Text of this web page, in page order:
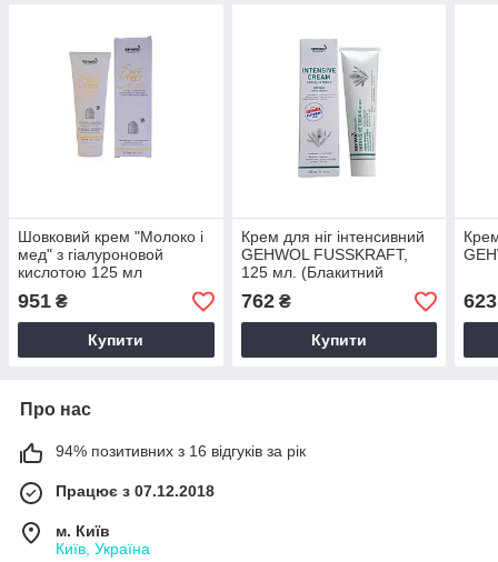
Шовковий крем "Молоко і
мед" з гіалуроновой
кислотою 125 мл
GEHWOL
951 ₴
Купити
Крем для ніг інтенсивний
GEHWOL FUSSKRAFT,
125 мл. (Блакитний
бальзам)
762₴
Купити
623
Про нас
94% позитивних з 16 відгуків за рік
Працює з 07.12.2018
м. Київ
Київ, Україна